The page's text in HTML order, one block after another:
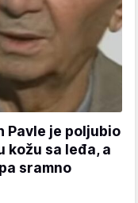
Pavle je poljubio
kožu sa leđa, a
sramno